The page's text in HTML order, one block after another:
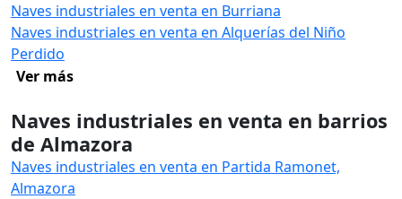
Naves industriales en venta en Burriana
Naves industriales en venta en Alquerías del Niño
Perdido
Ver más
Naves industriales en venta en barrios
de Almazora
Naves industriales en venta en Partida Ramonet,
Almazora